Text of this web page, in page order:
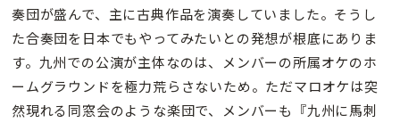
奏団が盛んで、主に古典作品を演奏していました。そうし
た合奏団を日本でもやってみたいとの発想が根底にありま
す。九州での公演が主体なのは、メンバーの所属オケのホ
ームグラウンドを極力荒らさないため。ただマロオケは突
然現れる同窓会のような楽団で、メンバーも『九州に馬刺